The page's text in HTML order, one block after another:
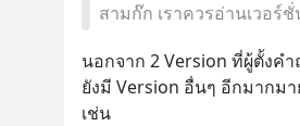
สามก๊ก เราควรอ่านเวอร์
นอกจาก 2 Version ที่ผู้ตั้งค
ยังมี Version อื่นๆ อีกมากม
เช่น